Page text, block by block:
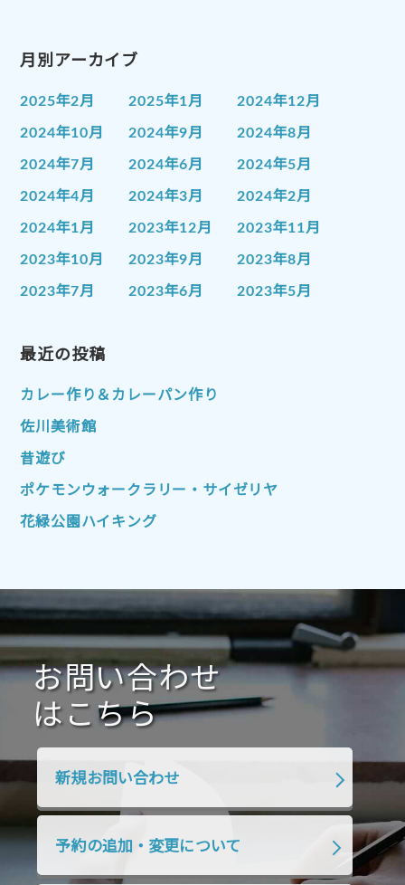
月別アーカイブ
2025年2月 2025年1月 2024年12月
2024年10月 2024年9月 2024年8月
2024年7月 2024年6月 2024年5月
2024年4月 2024年3月 2024年2月
2024年1月 2023年12月 2023年11月
2023年10月 2023年9月 2023年8月
2023年7月 2023年6月 2023年5月
2023年1月
2022年10月 2022年9月
2022年7月
2022年4月
2022年1月 2021年12月 2021年11月
2021年10月 2021年9月
2021年1月 2020年12月 2020年11月
2020年10月 2020年9月 2020年8月
2020年7月 2020年6月 2020年5月
2020年4月 2020年3月 2020年2月
2019年9月
2019年4月
最近の投稿
カレー作り＆カレーパン作り
佐川美術館
昔遊び
ポケモンウォークラリー・サイゼリヤ
花緑公園ハイキング
お問い合わせ
はこちら
新規お問い合わせ
予約の追加・変更について